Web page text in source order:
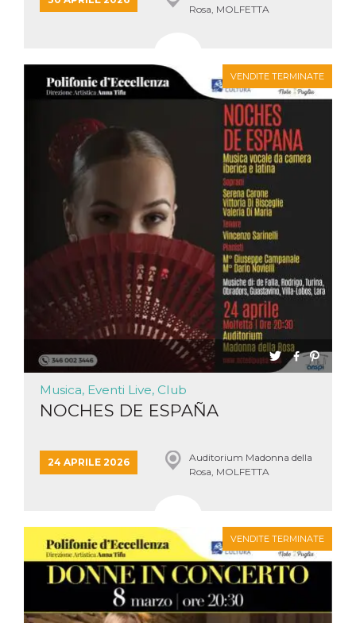
Rosa, MOLFETTA
VENDITE TERMINATE
Musica, Eventi Live, Club
NOCHES DE ESPAÑA
24 APRILE 2026
Auditorium Madonna della
Rosa, MOLFETTA
VENDITE TERMINATE